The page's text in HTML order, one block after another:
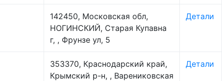
142450, Московская обл,
НОГИНСКИЙ, Старая Купавна
г, , Фрунзе ул, 5
Детали
353370, Краснодарский край,
Крымский р-н, , Варениковская
Детали